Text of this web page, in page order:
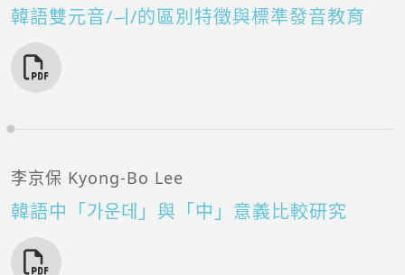
韓語雙元音/ㅢ/的區別特徵與標準發音教育
李京保 Kyong-Bo Lee
韓語中「가운데」與「中」意義比較研究